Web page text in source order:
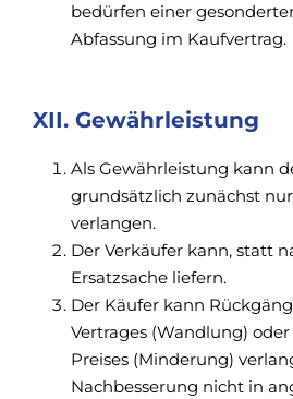
bedürfen einer
Abfassung im Kaufvertrag.
XII. Gewährleistung
Als Gewährleistung kann
grundsätzlich zunächst
verlangen.
Der Verkäufer kann, statt
Ersatzsache liefern.
Der Käufer kann
Vertrages (Wandlung)
Preises (Minderung)
Nachbesserung nicht in